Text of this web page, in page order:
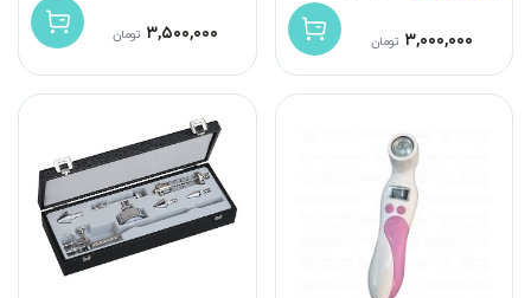
۳,۰۰۰,۰۰۰ تومان ۳,۵۰۰,۰۰۰ تومان